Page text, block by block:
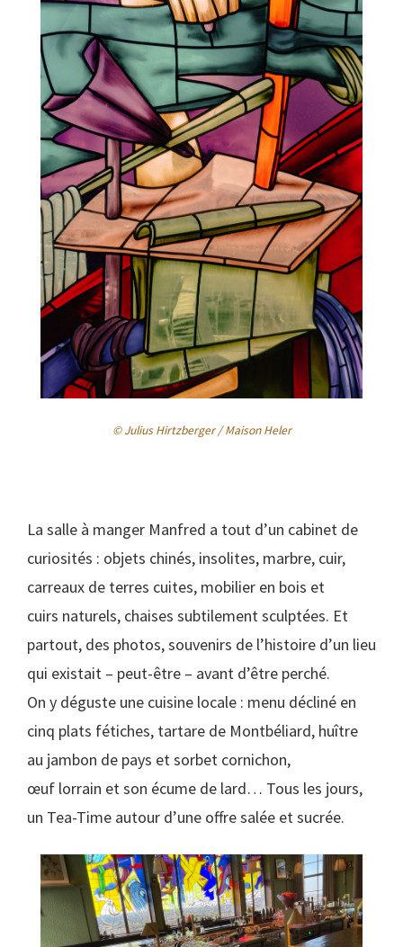
© Julius Hirtzberger / Maison Heler
La salle à manger Manfred a tout d’un cabinet de
curiosités : objets chinés, insolites, marbre, cuir,
carreaux de terres cuites, mobilier en bois et
cuirs naturels, chaises subtilement sculptées. Et
partout, des photos, souvenirs de l’histoire d’un lieu
qui existait – peut-être – avant d’être perché.
On y déguste une cuisine locale : menu décliné en
cinq plats fétiches, tartare de Montbéliard, huître
au jambon de pays et sorbet cornichon,
œuf lorrain et son écume de lard… Tous les jours,
un Tea-Time autour d’une offre salée et sucrée.